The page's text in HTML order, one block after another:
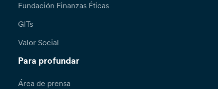
Fundación Finanzas Éticas
GITs
Valor Social
Para profundar
Área de prensa